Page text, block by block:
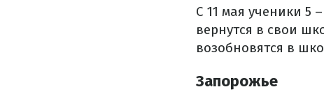
С 11 мая ученики 5
вернутся в свои
возобновятся в
Запорожье